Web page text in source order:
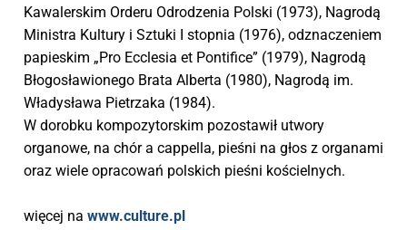
Kawalerskim Orderu Odrodzenia Polski (1973), Nagrodą
Ministra Kultury i Sztuki I stopnia (1976), odznaczeniem
papieskim „Pro Ecclesia et Pontifice” (1979), Nagrodą
Błogosławionego Brata Alberta (1980), Nagrodą im.
Władysława Pietrzaka (1984).
W dorobku kompozytorskim pozostawił utwory
organowe, na chór a cappella, pieśni na głos z organami
oraz wiele opracowań polskich pieśni kościelnych.
więcej na www.culture.pl